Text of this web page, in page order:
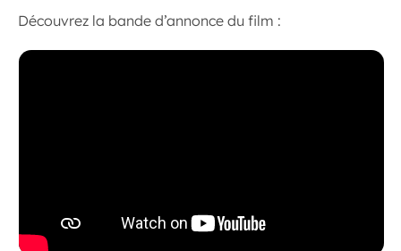
Découvrez la bande d’annonce du film :